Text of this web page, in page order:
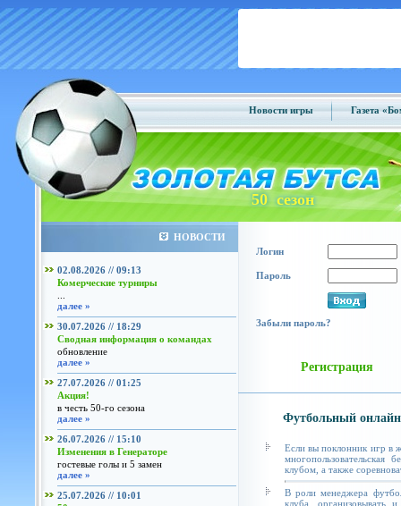
Новости игры Газета
50 сезон
НОВОСТИ
02.08.2026 // 09:13
Комерческие турниры
далее »
30.07.2026 // 18:29
Сводная информация о командах
обновление
далее »
27.07.2026 // 01:25
Акция!
в честь 50-го сезона
далее »
26.07.2026 // 15:10
Изменения в Генераторе
гостевые голы и 5 замен
далее »
25.07.2026 // 10:01
Логин
Пароль
Забыли пароль?
Регистрация
Футбольный
Если вы поклонник игр в
клубом, а также
В роли менеджера
клуба, организовывать